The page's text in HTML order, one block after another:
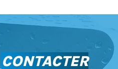
CONTACTER